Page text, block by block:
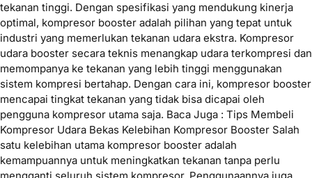
tekanan tinggi. Dengan spesifikasi yang mendukung kinerja
optimal, kompresor booster adalah pilihan yang tepat untuk
industri yang memerlukan tekanan udara ekstra. Kompresor
udara booster secara teknis menangkap udara terkompresi dan
memompanya ke tekanan yang lebih tinggi menggunakan
sistem kompresi bertahap. Dengan cara ini, kompresor booster
mencapai tingkat tekanan yang tidak bisa dicapai oleh
pengguna kompresor utama saja. Baca Juga : Tips Membeli
Kompresor Udara Bekas Kelebihan Kompresor Booster Salah
satu kelebihan utama kompresor booster adalah
kemampuannya untuk meningkatkan tekanan tanpa perlu